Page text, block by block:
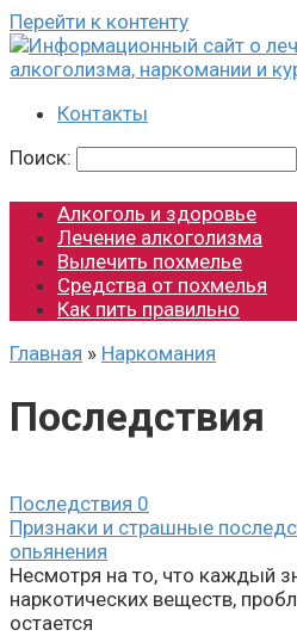
Перейти к контенту
Контакты
Поиск:
Алкоголь и здоровье
Лечение алкоголизма
Вылечить похмелье
Средства от похмелья
Как пить правильно
Главная » Наркомания
Последствия
Последствия 0
Признаки и страшные
опьянения
Несмотря на то, что каждый
наркотических веществ,
остается